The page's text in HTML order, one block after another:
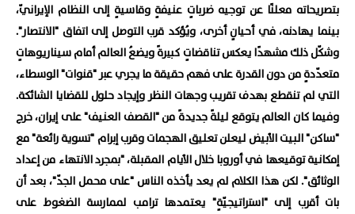
بتصريحاته معلنًا عن توجيه ضرباتٍ عنيفةٍ وقاسيةٍ إلى النظام الإيرانيّ،
بينما يهادنه، في أحيانٍ أخرى، ويُؤكد قرب التوصل إلى اتفاق "الانتصار".
وشكّل ذلك مشهدًا يعكس تناقضاتٍ كبيرةً ويضعُ العالم أمام سيناريوهاتٍ
متعدّدةٍ من دون القدرة على فهم حقيقة ما يجري عبر "قنوات" الوسطاء،
التي لم تنقطع بهدف تقريب وجهات النظر وإيجاد حلول للقضايا الشائكة.
وفيما كان العالم يتوقع ليلةً جديدةً من "القصف العنيف" على إيران، خرج
"ساكن" البيت الأبيض ليعلن تعليق الهجمات وقرب إبرام "تسوية رائعة" مع
إمكانية توقيعها في أوروبا خلال الأيام المقبلة، "بمجرد الانتهاء من إعداد
الوثائق". لكن هذا الكلام لم يعد يأخذه الناس "على محمل الجدّ"، بعد أن
بات أقرب إلى "استراتيجيّةٍ" يعتمدها ترامب لممارسة الضغوط على